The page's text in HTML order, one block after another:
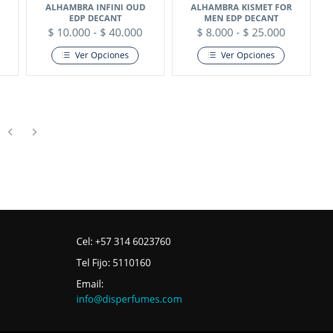
ALHAMBRA INFINI OUD
EDP DECANT
$ 10.000 - $ 40.000
Ver Opciones
ALHAMBRA KISMET FOR
MEN EDP DECANT
$ 8.000 - $ 25.000
Ver Opciones
Cel: +57 314 6023760
Tel Fijo: 5110160
Email:
info@disperfumes.com